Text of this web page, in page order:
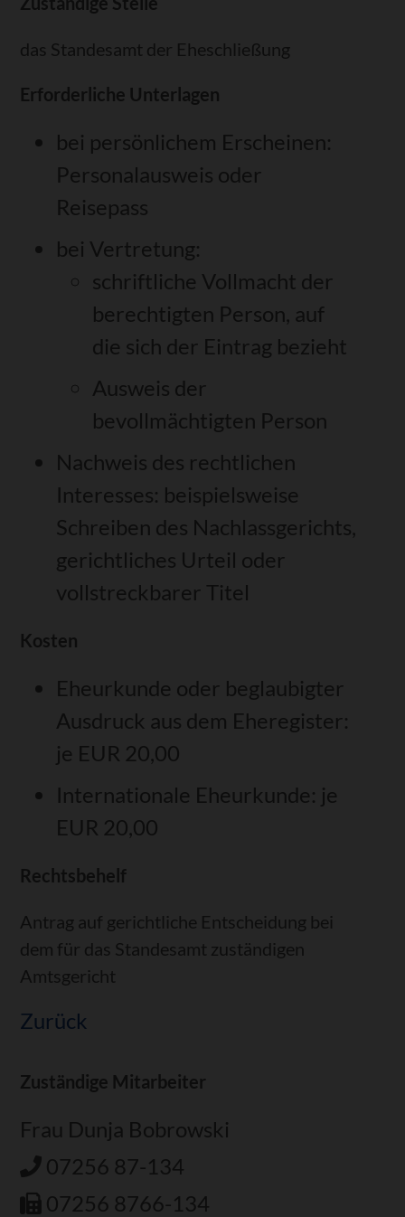
das Standesamt der Eheschließung
Erforderliche Unterlagen
bei persönlichem Erscheinen:
Personalausweis oder
Reisepass
bei Vertretung:
schriftliche Vollmacht der
berechtigten Person, auf
die sich der Eintrag bezieht
Ausweis der
bevollmächtigten Person
Nachweis des rechtlichen
Interesses: beispielsweise
Schreiben des Nachlassgerichts,
gerichtliches Urteil oder
vollstreckbarer Titel
Kosten
Eheurkunde oder beglaubigter
Ausdruck aus dem Eheregister:
je EUR 20,00
Internationale Eheurkunde: je
EUR 20,00
Rechtsbehelf
Antrag auf gerichtliche Entscheidung bei
dem für das Standesamt zuständigen
Amtsgericht
Zurück
Zuständige Mitarbeiter
Frau Dunja Bobrowski
07256 87-134
07256 8766-134